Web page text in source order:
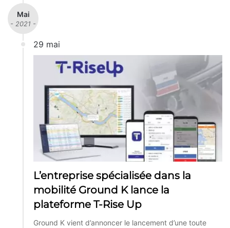
Mai
- 2021 -
29 mai
L’entreprise spécialisée dans la
mobilité Ground K lance la
plateforme T-Rise Up
Ground K vient d’annoncer le lancement d’une toute